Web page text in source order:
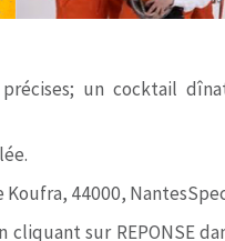
un cocktail
Koufra, 44000,
sur REPONSE